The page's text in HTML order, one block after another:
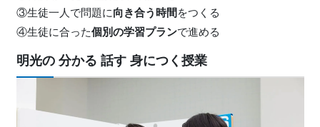
③生徒一人で問題に向き合う時間 をつくる
④生徒に合った個別の学習プランで進める
明光の 分かる 話す 身につく授業